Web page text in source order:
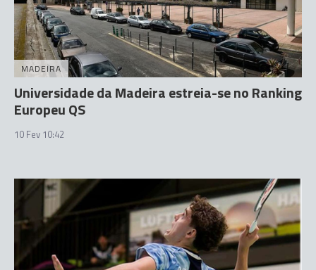
MADEIRA
Universidade da Madeira estreia-se no Ranking
Europeu QS
10 Fev 10:42